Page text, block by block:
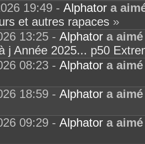
19:49 - Alphator a
et autres rapaces »
13:25 - Alphator a aimé
j Année 2025... p50
08:23 - Alphator a aimé
18:59 - Alphator a aimé
09:29 - Alphator a aimé